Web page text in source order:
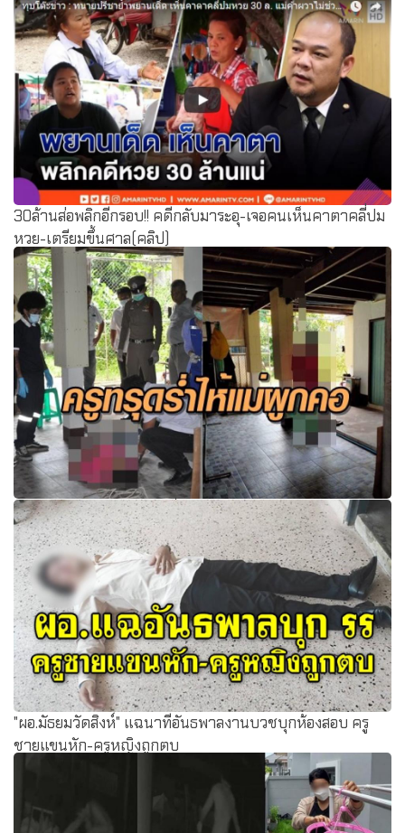
30ล้านส่อพลิกอีกรอบ!! คดีกลับมาระอุ-เจอคนเห็นคาตาคลี่ปม
หวย-เตรียมขึ้นศาล(คลิป)
สุดสะเทือนใจ!ครูหนุ่มทรุดร่ำไห้ หลังกลับจากโรงเรียนพบแม่ผูก
คอตาย
"ผอ.มัธยมวัดสิงห์" แฉนาทีอันธพาลงานบวชบุกห้องสอบ ครู
ชายแขนหัก-ครูหญิงถูกตบ